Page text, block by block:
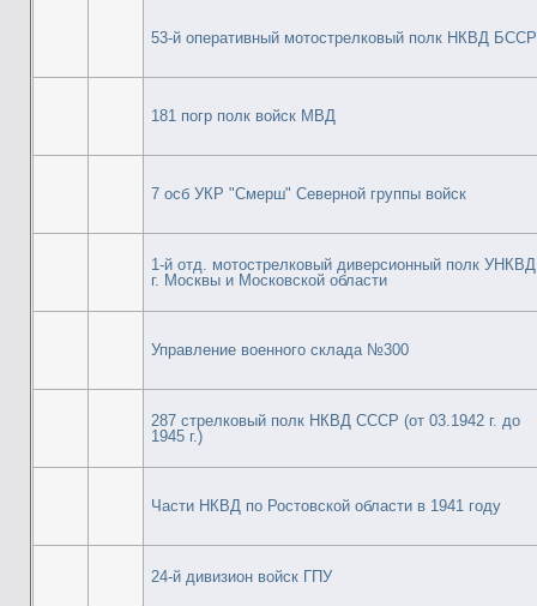
53-й оперативный мотострелковый полк НКВД БССР
181 погр полк войск МВД
7 осб УКР "Смерш" Северной группы войск
1-й отд. мотострелковый диверсионный полк УНКВД
г. Москвы и Московской области
Управление военного склада №300
287 стрелковый полк НКВД СССР (от 03.1942 г. до
1945 г.)
Части НКВД по Ростовской области в 1941 году
24-й дивизион войск ГПУ